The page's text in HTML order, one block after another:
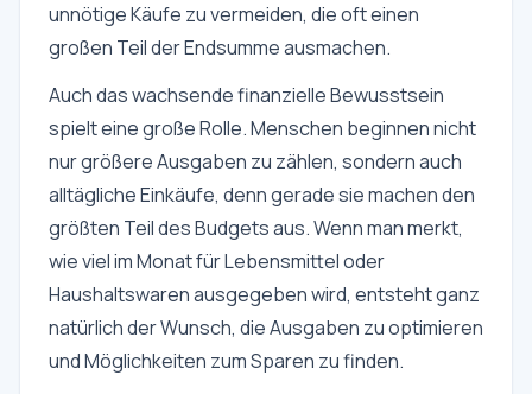
unnötige Käufe zu vermeiden, die oft einen
großen Teil der Endsumme ausmachen.
Auch das wachsende finanzielle Bewusstsein
spielt eine große Rolle. Menschen beginnen nicht
nur größere Ausgaben zu zählen, sondern auch
alltägliche Einkäufe, denn gerade sie machen den
größten Teil des Budgets aus. Wenn man merkt,
wie viel im Monat für Lebensmittel oder
Haushaltswaren ausgegeben wird, entsteht ganz
natürlich der Wunsch, die Ausgaben zu optimieren
und Möglichkeiten zum Sparen zu finden.